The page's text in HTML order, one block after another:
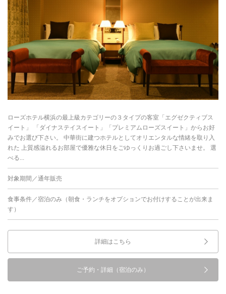
ローズホテル横浜の最上級カテゴリーの３タイプの客室「エグゼクティブス
イート」 「ダイナステイスイート」「プレミアムローズスイート」からお好
みでお選び下さい。 中華街に建つホテルとしてオリエンタルな情緒を取り入
れた 上質感溢れるお部屋で優雅な休日をごゆっくりお過ごし下さいませ。 選
べる...
対象期間／通年販売
食事条件／宿泊のみ（朝食・ランチをオプションでお付けすることが出来ま
す）
詳細はこちら
ご予約・詳細（宿泊のみ）